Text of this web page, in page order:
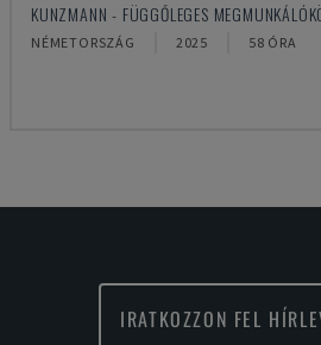
KUNZMANN - FÜGGŐLEGES
NÉMETORSZÁG 2025 58 ÓRA
IRATKOZZON FEL